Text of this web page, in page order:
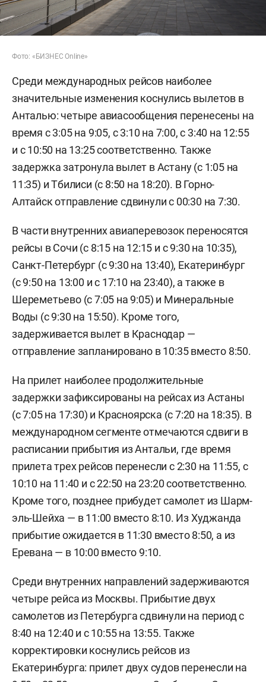
Фото: «БИЗНЕС Online»
Среди международных рейсов наиболее
значительные изменения коснулись вылетов в
Анталью: четыре авиасообщения перенесены на
время с 3:05 на 9:05, с 3:10 на 7:00, с 3:40 на 12:55
и с 10:50 на 13:25 соответственно. Также
задержка затронула вылет в Астану (с 1:05 на
11:35) и Тбилиси (с 8:50 на 18:20). В Горно-
Алтайск отправление сдвинули с 00:30 на 7:30.
В части внутренних авиаперевозок переносятся
рейсы в Сочи (с 8:15 на 12:15 и с 9:30 на 10:35),
Санкт-Петербург (с 9:30 на 13:40), Екатеринбург
(с 9:50 на 13:00 и с 17:10 на 23:40), а также в
Шереметьево (с 7:05 на 9:05) и Минеральные
Воды (с 9:30 на 15:50). Кроме того,
задерживается вылет в Краснодар —
отправление запланировано в 10:35 вместо 8:50.
На прилет наиболее продолжительные
задержки зафиксированы на рейсах из Астаны
(с 7:05 на 17:30) и Красноярска (с 7:20 на 18:35). В
международном сегменте отмечаются сдвиги в
расписании прибытия из Антальи, где время
прилета трех рейсов перенесли с 2:30 на 11:55, с
10:10 на 11:40 и с 22:50 на 23:20 соответственно.
Кроме того, позднее прибудет самолет из Шарм-
эль-Шейха — в 11:00 вместо 8:10. Из Худжанда
прибытие ожидается в 11:30 вместо 8:50, а из
Еревана — в 10:00 вместо 9:10.
Среди внутренних направлений задерживаются
четыре рейса из Москвы. Прибытие двух
самолетов из Петербурга сдвинули на период с
8:40 на 12:40 и с 10:55 на 13:55. Также
корректировки коснулись рейсов из
Екатеринбурга: прилет двух судов перенесли на